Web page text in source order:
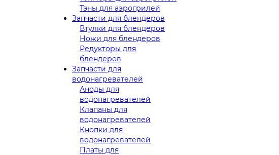
Тэны для аэрогрилей
Запчасти для блендеров
Втулки для блендеров
Ножи для блендеров
Редукторы для
блендеров
Запчасти для
водонагревателей
Аноды для
водонагревателей
Клапаны для
водонагревателей
Кнопки для
водонагревателей
Платы для